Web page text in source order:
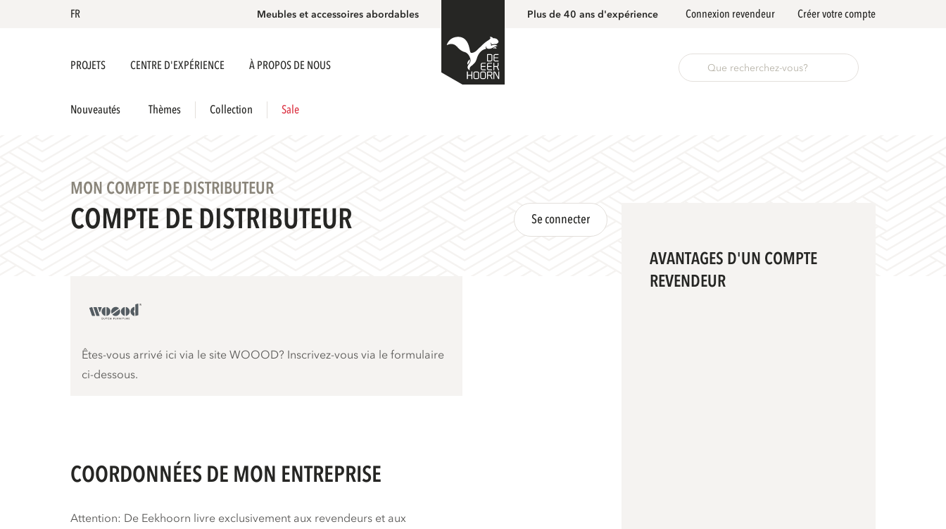
FR Meubles et accessoires abordables Plus de 40 ans d'expérience Connexion revendeur Créer votre compte
PROJETS CENTRE D'EXPÉRIENCE À PROPOS DE NOUS
Nouveautés Thèmes Collection Sale
MON COMPTE DE DISTRIBUTEUR
COMPTE DE DISTRIBUTEUR Se connecter
Êtes-vous arrivé ici via le site WOOOD? Inscrivez-vous via le formulaire
ci-dessous.
COORDONNÉES DE MON ENTREPRISE
Attention: De Eekhoorn livre exclusivement aux revendeurs et aux
AVANTAGES D'UN COMPTE
REVENDEUR